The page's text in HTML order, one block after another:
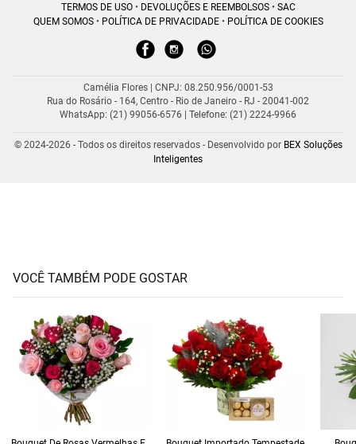
TERMOS DE USO• DEVOLUÇÕES E REEMBOLSOS• SAC
QUEM SOMOS• POLÍTICA DE PRIVACIDADE• POLÍTICA DE COOKIES
Camélia Flores | CNPJ: 08.250.956/0001-53
Rua do Rosário - 164, Centro - Rio de Janeiro - RJ - 20041-002
WhatsApp: (21) 99056-6576 | Telefone: (21) 2224-9966
© 2024-2026 - Todos os direitos reservados - Desenvolvido por BEX Soluções
Inteligentes
VOCÊ TAMBÉM PODE GOSTAR